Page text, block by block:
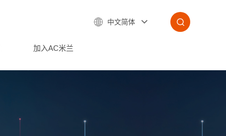
中文简体
加入AC米兰